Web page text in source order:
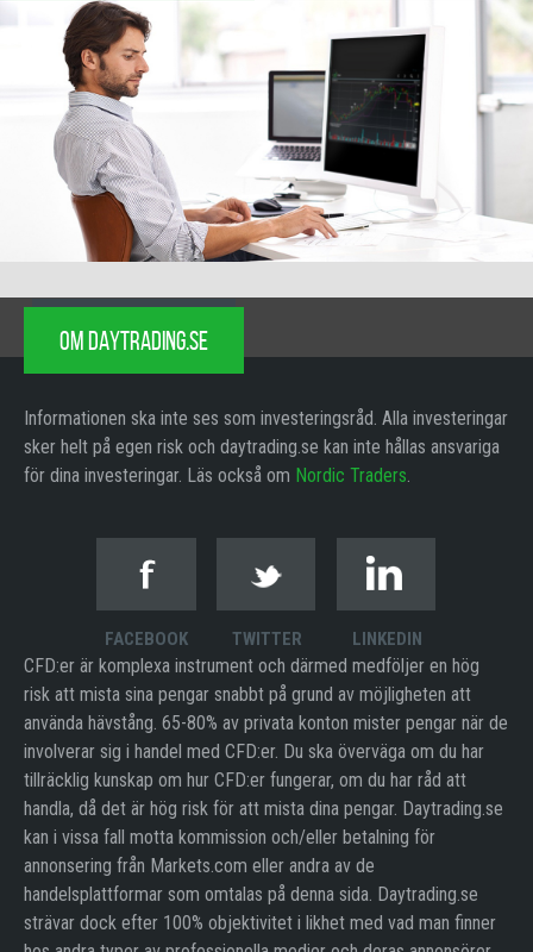
OM DAYTRADING.SE
Informationen ska inte ses som investeringsråd. Alla investeringar
sker helt på egen risk och daytrading.se kan inte hållas ansvariga
för dina investeringar. Läs också om Nordic Traders.
FACEBOOK TWITTER LINKEDIN
CFD:er är komplexa instrument och därmed medföljer en hög
risk att mista sina pengar snabbt på grund av möjligheten att
använda hävstång. 65-80% av privata konton mister pengar när de
involverar sig i handel med CFD:er. Du ska överväga om du har
tillräcklig kunskap om hur CFD:er fungerar, om du har råd att
handla, då det är hög risk för att mista dina pengar. Daytrading.se
kan i vissa fall motta kommission och/eller betalning för
annonsering från Markets.com eller andra av de
handelsplattformar som omtalas på denna sida. Daytrading.se
strävar dock efter 100% objektivitet i likhet med vad man finner